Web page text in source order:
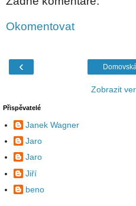
Okomentovat
‹
Zobrazit
Přispěvatelé
Janek Wagner
Jaro
Jaro
Jiří
beno